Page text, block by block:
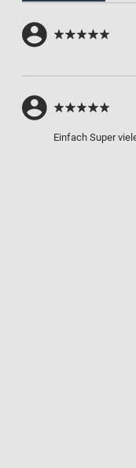
Einfach Super